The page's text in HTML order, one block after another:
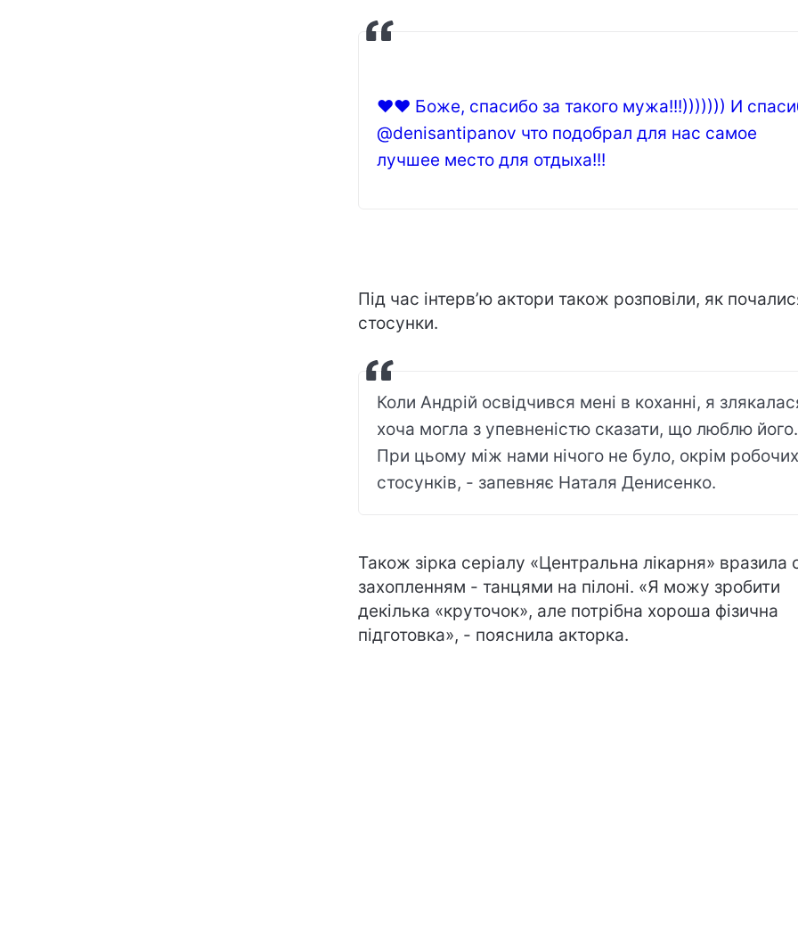
❤❤ Боже, спасибо за такого мужа!!!))))))) И
@denisantipanov что подобрал для нас самое
лучшее место для отдыха!!!
Під час інтерв’ю актори також розповіли, як
стосунки.
Коли Андрій освідчився мені в коханні, я
хоча могла з упевненістю сказати, що люблю його.
При цьому між нами нічого не було, окрім робочих
стосунків, - запевняє Наталя Денисенко.
Також зірка серіалу «Центральна лікарня» вразила
захопленням - танцями на пілоні. «Я можу зробити
декілька «круточок», але потрібна хороша фізична
підготовка», - пояснила акторка.